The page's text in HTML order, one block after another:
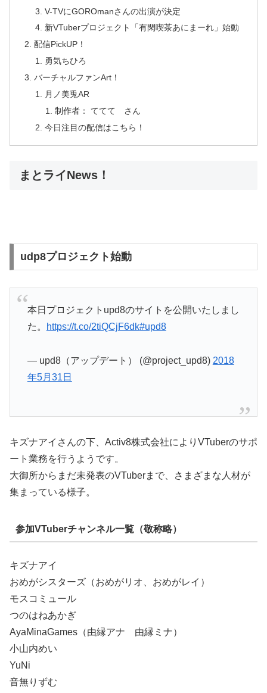
V-TVにGOROmanさんの出演が決定
新VTuberプロジェクト「有閑喫茶あにまーれ」始動
配信PickUP！
勇気ちひろ
バーチャルファンArt！
月ノ美兎AR
制作者： ててて さん
今日注目の配信はこちら！
まとライNews！
udp8プロジェクト始動
本日プロジェクトupd8のサイトを公開いたしまし
た。
https://t.co/2tiQCjF6dk#upd8
— upd8（アップデート） (@project_upd8) 2018
年5月31日
キズナアイさんの下、Activ8株式会社によりVTuberのサポ
ート業務を行うようです。
大御所からまだ未発表のVTuberまで、さまざまな人材が
集まっている様子。
参加VTuberチャンネル一覧（敬称略）
キズナアイ
おめがシスターズ（おめがリオ、おめがレイ）
モスコミュール
つのはねあかぎ
AyaMinaGames（由縁アナ 由縁ミナ）
小山内めい
YuNi
音無りずむ